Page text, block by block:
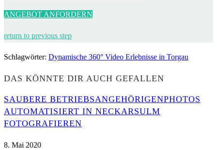
ANGEBOT ANFORDERN
return to previous step
Schlagwörter: Dynamische 360° Video Erlebnisse in Torgau
DAS KÖNNTE DIR AUCH GEFALLEN
SAUBERE BETRIEBSANGEHÖRIGENPHOTOS
AUTOMATISIERT IN NECKARSULM
FOTOGRAFIEREN
8. Mai 2020